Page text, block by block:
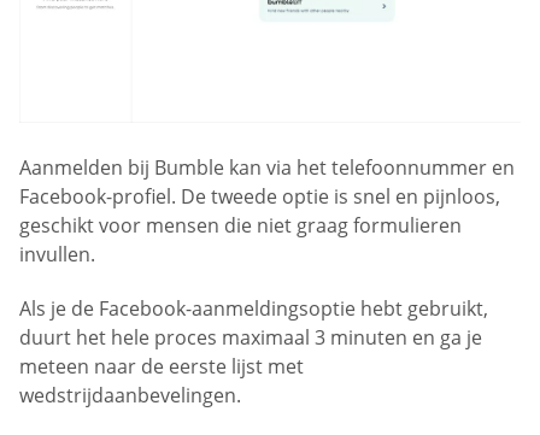
Aanmelden bij Bumble kan via het telefoonnummer en
Facebook-profiel. De tweede optie is snel en pijnloos,
geschikt voor mensen die niet graag formulieren
invullen.
Als je de Facebook-aanmeldingsoptie hebt gebruikt,
duurt het hele proces maximaal 3 minuten en ga je
meteen naar de eerste lijst met
wedstrijdaanbevelingen.